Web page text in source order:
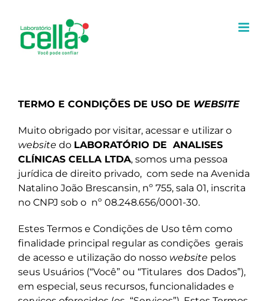
conteúdo
TERMO E CONDIÇÕES DE USO DE WEBSITE
Muito obrigado por visitar, acessar e utilizar o
website do LABORATÓRIO DE ANALISES
CLÍNICAS CELLA LTDA, somos uma pessoa
jurídica de direito privado, com sede na Avenida
Natalino João Brescansin, nº 755, sala 01, inscrita
no CNPJ sob o nº 08.248.656/0001-30.
Estes Termos e Condições de Uso têm como
finalidade principal regular as condições gerais
de acesso e utilização do nosso website pelos
seus Usuários (“Você” ou “Titulares dos Dados”),
em especial, seus recursos, funcionalidades e